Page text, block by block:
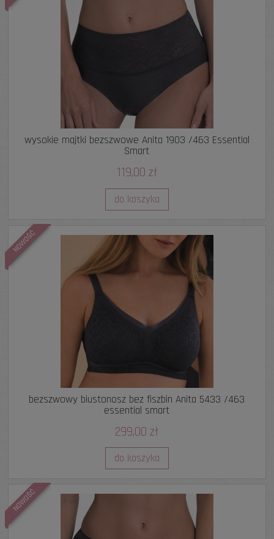
wysokie majtki bezszwowe Anita 1903 /463 Essential
Smart
119,00 zł
do koszyka
bezszwowy biustonosz bez fiszbin Anita 5433 /463
essential smart
299,00 zł
do koszyka
NOWOŚĆ
NOWOŚĆ